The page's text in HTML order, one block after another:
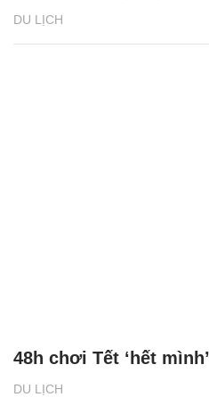
DU LỊCH
DU LỊCH
48h chơi Tết ‘hết